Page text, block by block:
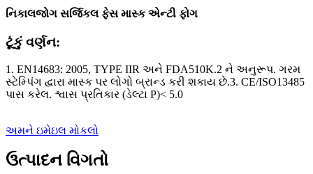
નિકાલજોગ સર્જિકલ ફેસ માસ્ક એન્ટી ફોગ
ટૂંકું વર્ણન:
1. EN14683: 2005, TYPE IIR અને FDA510K.2 ને અનુરૂપ. ગરમ
સ્ટેમ્પિંગ દ્વારા માસ્ક પર લોગો બ્રાન્ડ કરી શકાય છે.3. CE/ISO13485
પાસ કરેલ. શ્વાસ પ્રતિકાર (ડેલ્ટા P)< 5.0
અમને ઇમેઇલ મોકલો
ઉત્પાદન વિગતો